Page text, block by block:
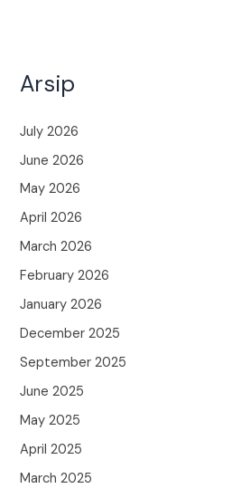
Arsip
July 2026
June 2026
May 2026
April 2026
March 2026
February 2026
January 2026
December 2025
September 2025
June 2025
May 2025
April 2025
March 2025